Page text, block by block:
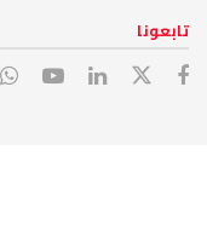
تابعونا